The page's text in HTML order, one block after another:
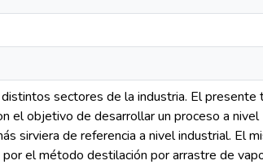
sectores de la industria. El presente
el objetivo de desarrollar un proceso a nivel
sirviera de referencia a nivel industrial. El
el método destilación por arrastre de